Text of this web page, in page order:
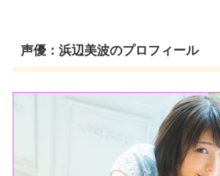
声優：浜辺美波のプロフィール